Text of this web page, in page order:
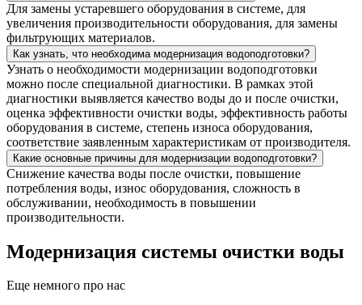
Для замены устаревшего оборудования в системе, для
увеличения производительности оборудования, для замены
фильтрующих материалов.
Как узнать, что необходима модернизация водоподготовки?
Узнать о необходимости модернизации водоподготовки
можно после специальной диагностики. В рамках этой
диагностики выявляется качество воды до и после очистки,
оценка эффективности очистки воды, эффективность работы
оборудования в системе, степень износа оборудования,
соответствие заявленным характеристикам от производителя.
Какие основные причины для модернизации водоподготовки?
Снижение качества воды после очистки, повышение
потребления воды, износ оборудования, сложность в
обслуживании, необходимость в повышении
производительности.
Модернизация системы очистки воды
Еще немного про нас